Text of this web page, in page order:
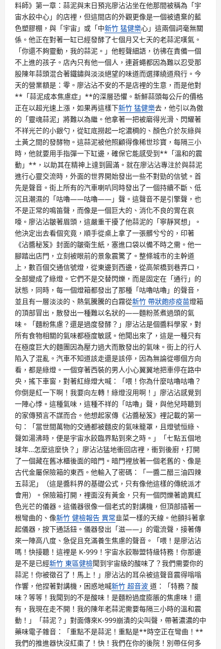
料師》第一章：蒜泥與末日預兆廖沾沾坐在他那間被稱為「宇
宙水餃中心」的店裡，但這間店的外觀更像是一個被遺棄的藍
色塑膠棚，與「宇宙」或「中新竹 猛健樂心」這兩個詞毫無關
係。他正在對著一缸已經發酵了七個月又七天的老蒜泥嘆氣。
「你還不夠靈動，我的蒜泥。」他輕聲細語，彷彿在責備一個
不上進的孩子。店內只有他一個人，連蒼蠅都因為難以忍受那
股陳年蒜頭混合著鐵鏽與淡淡絕望的味道而選擇繞道飛行。今
天的營業額是：零。廖沾沾不安的不是店裡的生意，而是他對
**「蒜泥成本焦慮症」**的深層恐懼。新鮮蒜頭每公斤的價格
正在以超光速上漲，如果再這樣下新竹 猛健樂去，他引以為傲
的「靈魂蒜泥」將難以為繼。他拿著一把被磨得光滑、閃耀著
不祥光芒的小銀勺，從缸底撈起一坨濃稠的、顏色介於灰綠與
土黃之間的發酵物。這蒜泥被他照顧得像稀世珍寶，每隔三小
時，他就要用手指彈一下缸邊，確保它能感受到**「溫和的震
動」**，以助其在精神上達到圓滿。就在廖沾沾專注於與蒜泥
進行心靈交流時，外面的世界開始發出一些不對勁的信號。首
先是聲音。街上所有的汽車喇叭同時發出了一個持續不斷、低
沉且潮濕的「咕嚕——咕嚕——」聲。這聲音不是引擎聲，也
不是正常的鳴笛聲，而像是一個巨大的、消化不良的胃在哀
嚎。廖沾沾皺著眉頭，這嚴重干擾了他蒜泥的「寧靜冥想」。
他決定出去看個究竟，順手從桌上拿了一張髒兮兮的，印著
《沾醬秘笈》封面的皺衛生紙，塞進口袋以備不時之需。他一
腳踏出店門，立刻被眼前的景象震驚了。整條城市的主幹道
上，數百個交通信號燈，從東邊到西邊，從高架橋到巷弄口，
全部變成了綠燈。它們不是交替閃爍，而是固定在「通行」的
狀態，同時，每一個燈箱都發出了那種「咕嚕咕嚕」的聲音，
並且有一層淡淡的、熱氣騰騰的白霧從新竹 帶狀皰疹疫苗燈箱
的頂部冒出，散發出一種難以名狀的——麵粉蒸煮過頭的氣
味。「麵粉焦慮？還是過度發酵？」廖沾沾是個醬料學家，對
所有食物相關的氣味都極度敏感。他聞出來了，這是一種只有
在極度巨大的麵團因為壓力過大而散發出的氣味。街上的行人
陷入了混亂。汽車不知道該走還是該停，因為無論從哪個方向
看，都是綠燈。一個穿著西裝的男人小心翼翼地把車停在路中
央，搖下車窗，對著紅綠燈大喊：「喂！你為什麼咕嚕咕嚕？
你倒是紅一下啊！我要向左轉！綠燈沒用啊！」廖沾沾感覺到
一陣心悸。這種氣味，這種不祥的「咕嚕」聲，與他兒時聽到
的家傳預言不謀而合。他想起家傳《沾醬秘笈》裡記載的第一
句：「當世間萬物的交通都被麵皮的氣味籠罩，且燈號恒綠、
聲如湯沸時，便是宇宙水餃臨界點到來之時。」「七點五個地
球年…怎麼這麼快？」廖沾沾猛地衝回店裡，衝到後廚，打開
了一個藏在舊冰櫃後面的暗門。暗門裡放著一個老舊的、像是
古代金屬保險箱的東西。他輸入了密碼：「一醬二醋三油四辣
五蒜泥」（這是醬料界的基礎公式，只有像他這樣的傳統派才
會用）。保險箱打開，裡面沒有黃金，只有一個閃爍著詭異紅
色光芒的儀器。這儀器很像一個老式的對講機，但頂部插著一
根彎曲的、像新竹 健檢報告 異常韭菜一樣的天線。他顫抖著拿
起儀器，按下通話鈕。儀器發出「滋——」的電流聲，接著傳
來一陣高八度、急促且充滿養生焦慮的聲音。「喂！是廖沾沾
嗎！快接聽！這裡是 K-999！宇宙水餃聯盟特級特務！你那邊
是不是已經新竹 東區健檢聞到宇宙級的酸味了？我們需要你的
蒜泥！你被徵召了！馬上！」廖沾沾的耳朵被這聲音震得嗡嗡
作響，他捏著對講機，困惑地喊新竹 超音波 道：「特務？酸
味？等等！我聞到的不是酸味！是麵粉過度膨脹的焦慮味！還
有，我現在走不開！我的陳年老蒜泥需要每隔三小時的溫和震
動！」「蒜泥？」對面傳來K-999崩潰的尖叫聲，帶著濃濃的中
藥味電子雜音：「重點不是蒜泥！重點是**時空正在彎曲！**
我們的推進器快沒紅棗了！快！我們在你的後院！別帶任何多